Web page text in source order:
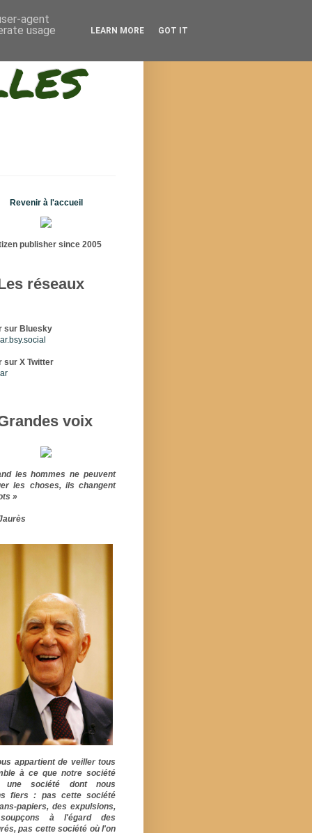
Revenir à l'accueil
publisher since 2005
réseaux
sur Bluesky
sur X Twitter
voix
les hommes ne peuvent
les choses, ils changent
»
appartient de veiller tous
à ce que notre société
une société dont nous
fiers : pas cette société
papiers, des expulsions,
à l'égard des
pas cette société où l'on
agent
usage
LEARN MORE GOT IT